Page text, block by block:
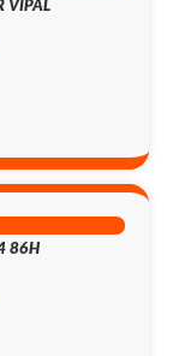
VIPAL
86H